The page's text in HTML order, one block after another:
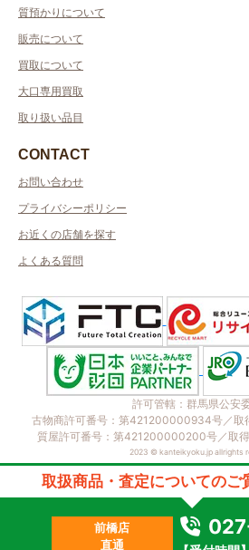
質預かりについて
販売について
買取について
大口専用買取
取り扱い品目
CONTACT
お問い合わせ
プライバシーポリシー
お近くの店舗を探す
よくある質問
許可管轄：群馬県公安
古物商許可番号：第421200000934号／取
質屋許可番号：第421200000200号／取
2023 © kanteikyoku.jp allrights
取扱商品・査定についてのご
前橋店
直通